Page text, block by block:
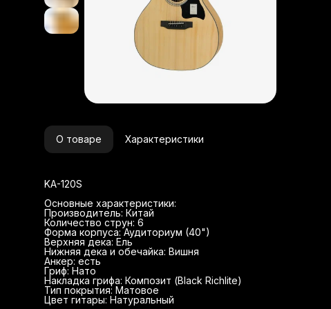
О товаре Характеристики
KA-120S
Основные характеристики:
Производитель: Китай
Количество струн: 6
Форма корпуса: Аудиториум (40")
Верхняя дека: Ель
Нижняя дека и обечайка: Вишня
Анкер: есть
Гриф: Нато
Накладка грифа: Композит (Black Richlite)
Тип покрытия: Матовое
Цвет гитары: Натуральный